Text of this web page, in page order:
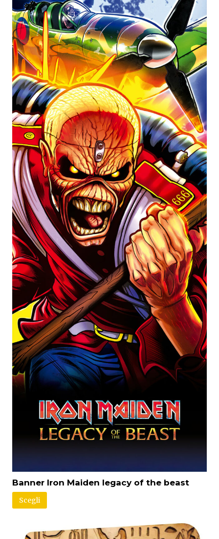
Banner Iron Maiden legacy of the beast
Scegli